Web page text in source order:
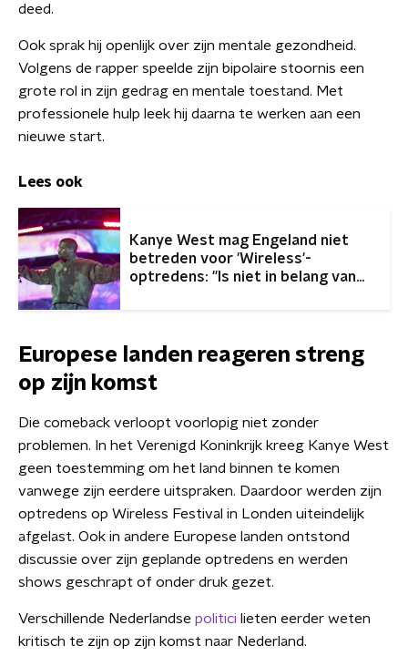
deed.
Ook sprak hij openlijk over zijn mentale gezondheid.
Volgens de rapper speelde zijn bipolaire stoornis een
grote rol in zijn gedrag en mentale toestand. Met
professionele hulp leek hij daarna te werken aan een
nieuwe start.
Lees ook
Kanye West mag Engeland niet
betreden voor 'Wireless'-
optredens: "Is niet in belang van
Europese landen reageren streng
op zijn komst
Die comeback verloopt voorlopig niet zonder
problemen. In het Verenigd Koninkrijk kreeg Kanye West
geen toestemming om het land binnen te komen
vanwege zijn eerdere uitspraken. Daardoor werden zijn
optredens op Wireless Festival in Londen uiteindelijk
afgelast. Ook in andere Europese landen ontstond
discussie over zijn geplande optredens en werden
shows geschrapt of onder druk gezet.
Verschillende Nederlandse politici lieten eerder weten
kritisch te zijn op zijn komst naar Nederland.